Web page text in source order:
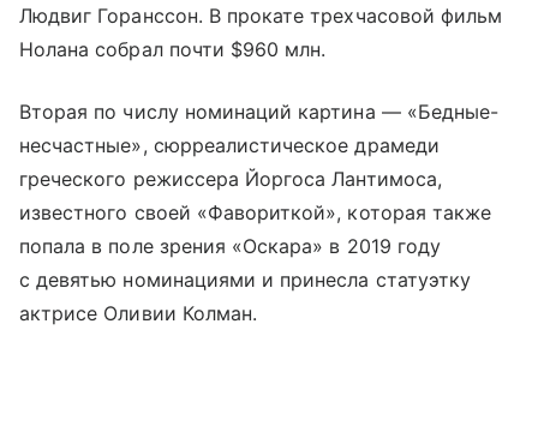
Людвиг Горанссон. В прокате трехчасовой фильм
Нолана собрал почти $960 млн.
Вторая по числу номинаций картина — «Бедные-
несчастные», сюрреалистическое драмеди
греческого режиссера Йоргоса Лантимоса,
известного своей «Фавориткой», которая также
попала в поле зрения «Оскара» в 2019 году
с девятью номинациями и принесла статуэтку
актрисе Оливии Колман.